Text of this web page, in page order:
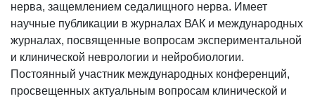
нерва, защемлением седалищного нерва. Имеет
научные публикации в журналах ВАК и международных
журналах, посвященные вопросам экспериментальной
и клинической неврологии и нейробиологии.
Постоянный участник международных конференций,
просвещенных актуальным вопросам клинической и